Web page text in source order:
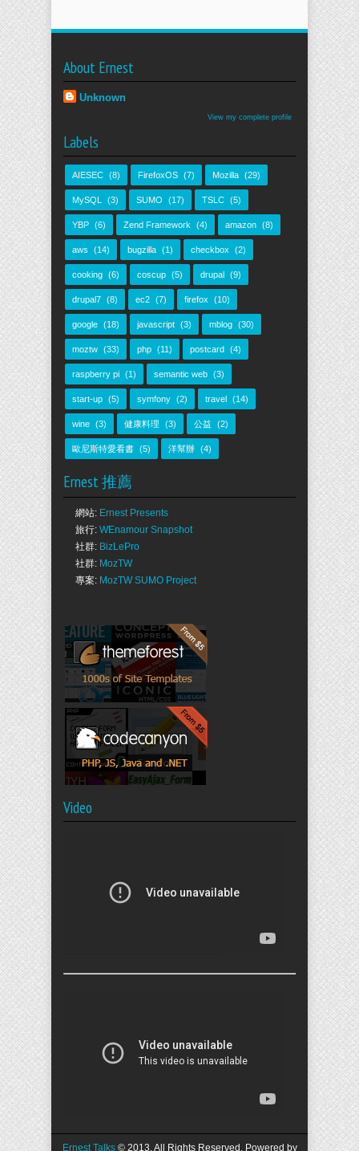
About Ernest
Unknown
View my complete profile
Labels
AIESEC (8) FirefoxOS (7) Mozilla (29)
MySQL (3) SUMO (17) TSLC (5)
YBP (6) Zend Framework (4) amazon (8)
aws (14) bugzilla (1) checkbox (2)
cooking (6) coscup (5) drupal (9)
drupal7 (8) ec2 (7) firefox (10)
google (18) javascript (3) mblog (30)
moztw (33) php (11) postcard (4)
raspberry pi (1) semantic web (3)
start-up (5) symfony (2) travel (14)
wine (3) 健康料理 (3) 公益 (2)
歐尼斯特愛看書 (5) 洋幫辦 (4)
Ernest 推薦
網站: Ernest Presents
旅行: WEnamour Snapshot
社群: BizLePro
社群: MozTW
專案: MozTW SUMO Project
Video
Ernest Talks© 2013. All Rights Reserved. Powered by